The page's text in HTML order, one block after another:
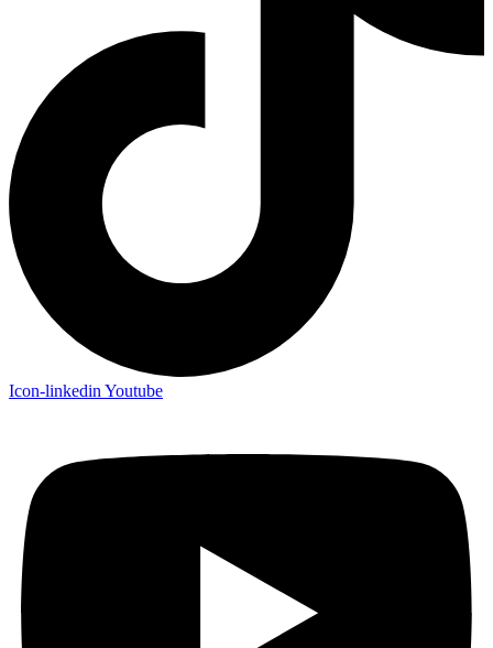
Icon-linkedin Youtube